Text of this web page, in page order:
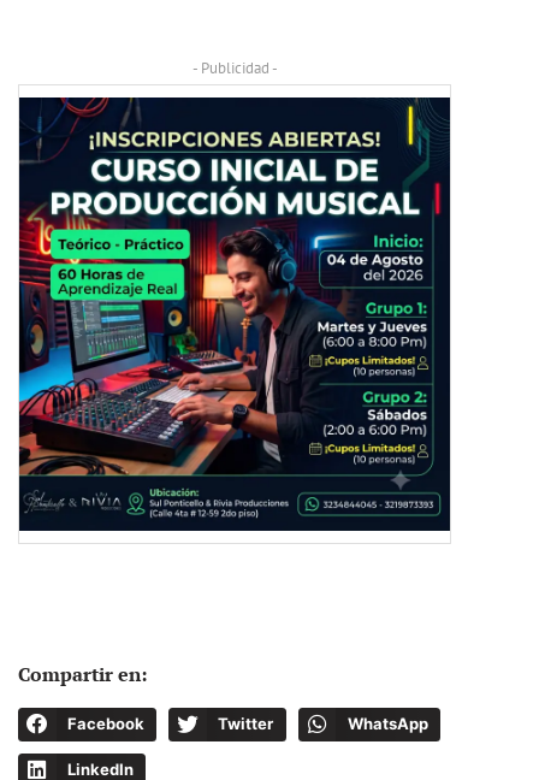
- Publicidad -
Compartir en:
Facebook Twitter WhatsApp
LinkedIn